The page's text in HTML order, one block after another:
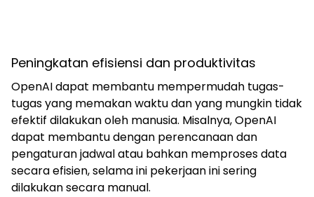
Peningkatan efisiensi dan produktivitas
OpenAI dapat membantu mempermudah tugas-
tugas yang memakan waktu dan yang mungkin tidak
efektif dilakukan oleh manusia. Misalnya, OpenAI
dapat membantu dengan perencanaan dan
pengaturan jadwal atau bahkan memproses data
secara efisien, selama ini pekerjaan ini sering
dilakukan secara manual.